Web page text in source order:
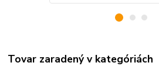
Tovar zaradený v kategóriách